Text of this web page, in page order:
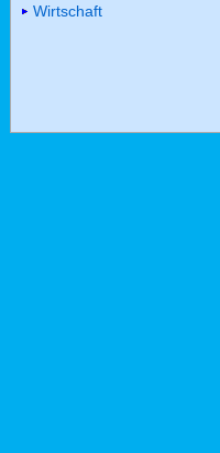
Wirtschaft